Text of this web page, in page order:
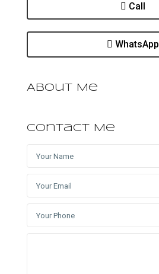
Call
WhatsApp
About Me
Contact Me